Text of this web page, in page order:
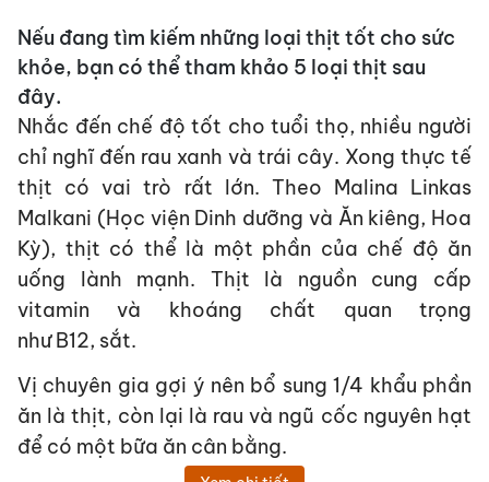
Nếu đang tìm kiếm những loại thịt tốt cho sức
khỏe, bạn có thể tham khảo 5 loại thịt sau
đây.
Nhắc đến chế độ tốt cho tuổi thọ, nhiều người
chỉ nghĩ đến rau xanh và trái cây. Xong thực tế
thịt có vai trò rất lớn. Theo Malina Linkas
Malkani (Học viện Dinh dưỡng và Ăn kiêng, Hoa
Kỳ), thịt có thể là một phần của chế độ ăn
uống lành mạnh. Thịt là nguồn cung cấp
vitamin và khoáng chất quan trọng
như B12, sắt.
Vị chuyên gia gợi ý nên bổ sung 1/4 khẩu phần
ăn là thịt, còn lại là rau và ngũ cốc nguyên hạt
để có một bữa ăn cân bằng.